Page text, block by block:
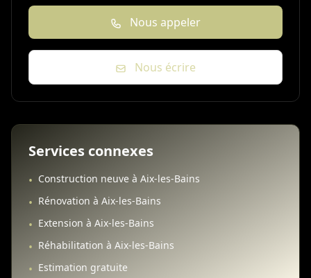
Nous appeler
Nous écrire
Services connexes
• Construction neuve à Aix-les-Bains
• Rénovation à Aix-les-Bains
• Extension à Aix-les-Bains
• Réhabilitation à Aix-les-Bains
• Estimation gratuite